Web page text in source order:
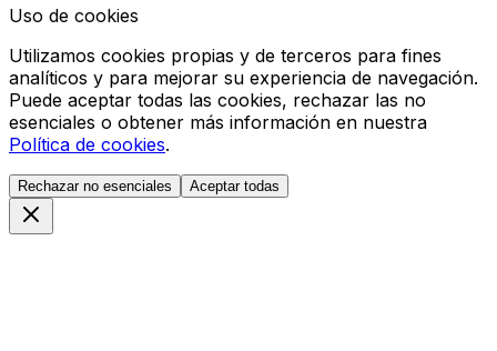
Uso de cookies
Utilizamos cookies propias y de terceros para fines
analíticos y para mejorar su experiencia de navegación.
Puede aceptar todas las cookies, rechazar las no
esenciales o obtener más información en nuestra
Política de cookies.
Rechazar no esenciales Aceptar todas